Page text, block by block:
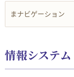
まナビゲーション
情報システム